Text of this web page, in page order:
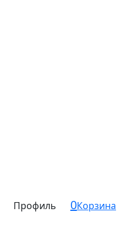
Профиль 0Корзина